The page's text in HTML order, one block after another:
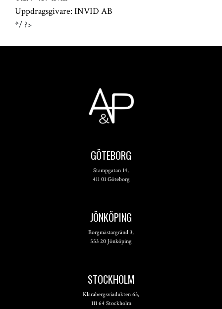
Uppdragsgivare: INVID AB
*/ ?>
GÖTEBORG
Stampgatan 14,
411 01 Göteborg
JÖNKÖPING
Borgmästargränd 3,
553 20 Jönköping
STOCKHOLM
Klarabergsviadukten 63,
111 64 Stockholm